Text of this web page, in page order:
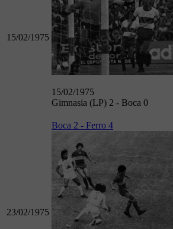
15/02/1975
15/02/1975
Gimnasia (LP) 2 - Boca 0
23/02/1975
Boca 2 - Ferro 4